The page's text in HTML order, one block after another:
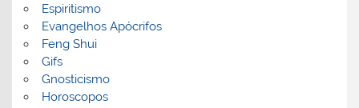
Espiritismo
Evangelhos Apócrifos
Feng Shui
Gifs
Gnosticismo
Horoscopos